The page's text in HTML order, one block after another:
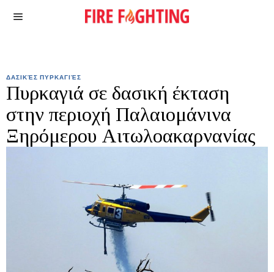
ΔΑΣΙΚΈΣ ΠΥΡΚΑΓΙΈΣ
Πυρκαγιά σε δασική έκταση
στην περιοχή Παλαιομάνινα
Ξηρόμερου Αιτωλοακαρνανίας